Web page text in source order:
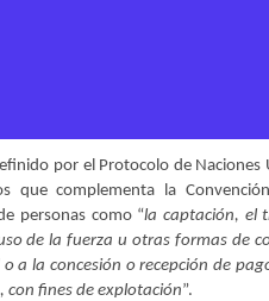
por el Protocolo de Naciones
que complementa la
personas como “la captación, el
de la fuerza u otras formas de
a la concesión o recepción de
fines de explotación”.